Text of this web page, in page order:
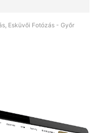
Esküvői Fotózás - Győr